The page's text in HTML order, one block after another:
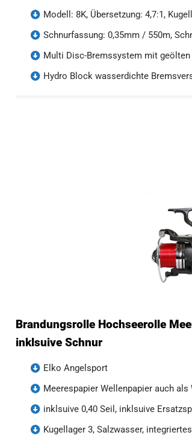
Modell: 8K, Übersetzung: 4,7:1,
Schnurfassung: 0,35mm / 550m,
Multi Disc-Bremssystem mit
Hydro Block wasserdichte
Brandungsrolle Hochseerolle
inklsuive Schnur
Elko Angelsport
Meerespapier Wellenpapier auch
inklsuive 0,40 Seil, inklsuive
Kugellager 3, Salzwasser,